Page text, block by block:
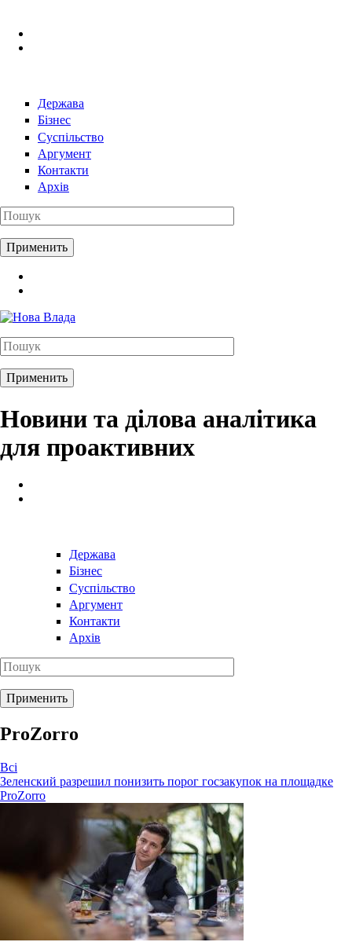
Держава
Бізнес
Суспільство
Аргумент
Контакти
Архів
Новини та ділова аналітика
для проактивних
Держава
Бізнес
Суспільство
Аргумент
Контакти
Архів
ProZorro
Всі
Зеленский разрешил понизить порог госзакупок на площадке
ProZorro